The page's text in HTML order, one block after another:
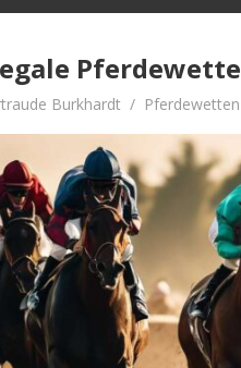
Burkhardt Pferdewetten